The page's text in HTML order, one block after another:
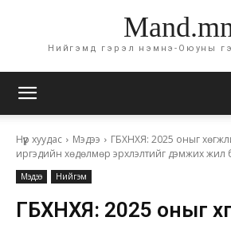
Нийгэмд гэрэл нэмнэ-Оюуны
Нүүр хуудас Мэдээ
ГБХНХЯ: 2025 оныг
иргэдийн хөдөлмөр эрхлэлтийг дэмжих жил
Мэдээ Нийгэм
ГБХНХЯ: 2025 оныг